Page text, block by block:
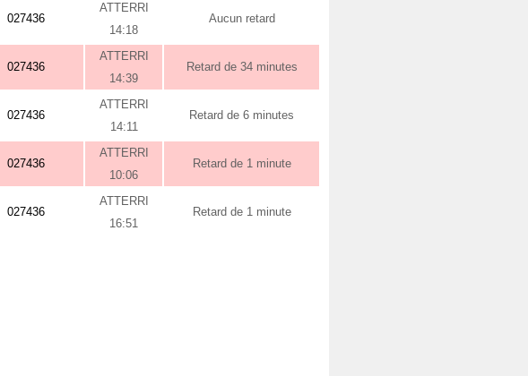
027436
ATTERRI
14:18
Aucun retard
027436
ATTERRI
14:39
Retard de 34 minutes
027436
ATTERRI
14:11
Retard de 6 minutes
027436
ATTERRI
10:06
Retard de 1 minute
027436
ATTERRI
16:51
Retard de 1 minute